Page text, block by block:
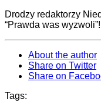
Drodzy redaktorzy
“Prawda was
About the author
Share on Twitter
Share on
Tags: